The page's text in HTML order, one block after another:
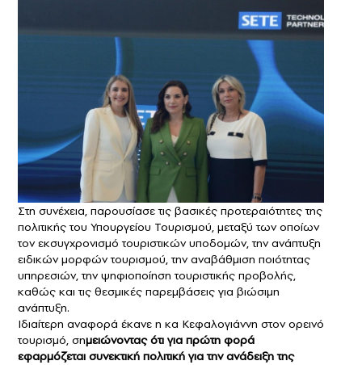
Στη συνέχεια, παρουσίασε τις βασικές προτεραιότητες της
πολιτικής του Υπουργείου Τουρισμού, μεταξύ των οποίων
τον εκσυγχρονισμό τουριστικών υποδομών, την ανάπτυξη
ειδικών μορφών τουρισμού, την αναβάθμιση ποιότητας
υπηρεσιών, την ψηφιοποίηση τουριστικής προβολής,
καθώς και τις θεσμικές παρεμβάσεις για βιώσιμη
ανάπτυξη.
Ιδιαίτερη αναφορά έκανε η κα Κεφαλογιάννη στον ορεινό
τουρισμό, σημειώνοντας ότι για πρώτη φορά
εφαρμόζεται συνεκτική πολιτική για την ανάδειξη της